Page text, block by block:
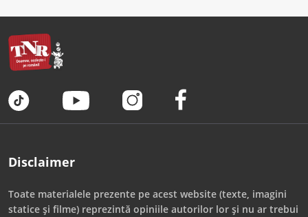
Disclaimer
Toate materialele prezente pe acest website (texte, imagini
statice și filme) reprezintă opiniile autorilor lor și nu ar trebui